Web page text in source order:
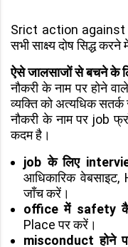
Srict action against
सभी साक्ष्य दोष सिद्ध करने
ऐसे जालसाजों से बचने के
नौकरी के नाम पर होने
व्यक्ति को अत्यधिक
नौकरी के नाम पर job
कदम है।
job के लिए
आधिकारिक
जाँच करें।
office में safety
Place पर करें।
misconduct होने